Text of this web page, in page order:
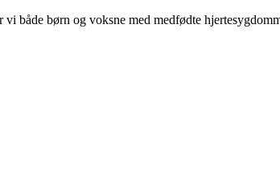
både børn og voksne med medfødte